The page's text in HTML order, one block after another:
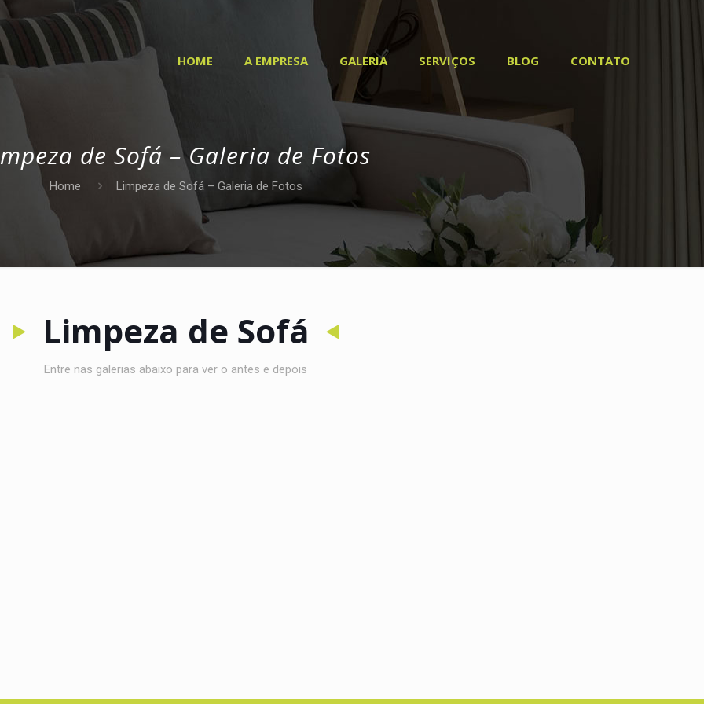
HOME A EMPRESA GALERIA SERVIÇOS BLOG CONTATO
de Sofá – Galeria de Fotos
Home Limpeza de Sofá – Galeria de Fotos
Limpeza de Sofá
Entre nas galerias abaixo para ver o antes e depois